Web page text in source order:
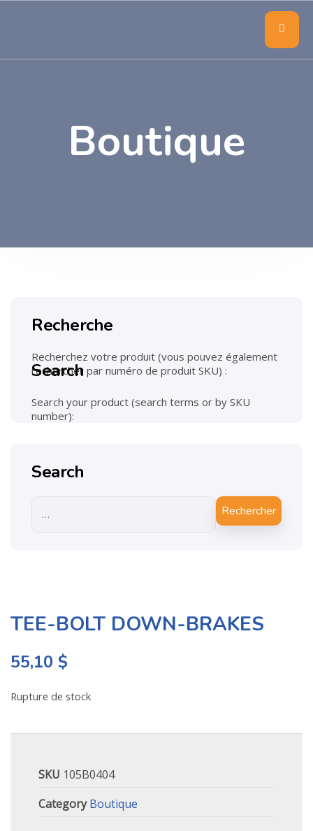
Boutique
TEE-BOLT DOWN-BRAKES
55,10 $
Rupture de stock
SKU 105B0404
Category Boutique
Recherche
Recherchez votre produit (vous pouvez également
rechercher par numéro de produit SKU) :
Search
Search your product (search terms or by SKU
number):
Search
Rechercher